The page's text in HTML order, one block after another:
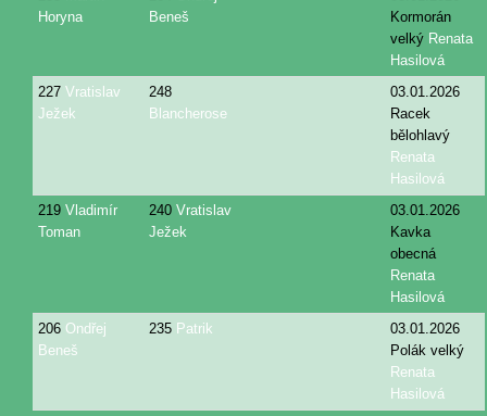
Horyna
Beneš
Kormorán
velký Renata
Hasilová
227 Vratislav
Ježek
248
Blancherose
03.01.2026
Racek
bělohlavý
Renata
Hasilová
219 Vladimír
Toman
240 Vratislav
Ježek
03.01.2026
Kavka
obecná
Renata
Hasilová
206 Ondřej
Beneš
235 Patrik
03.01.2026
Polák velký
Renata
Hasilová